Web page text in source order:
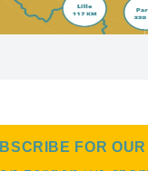
FOR